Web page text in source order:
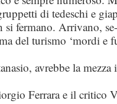
di tedeschi e
si fermano. Arrivano,
del turismo ‘mordi e
avrebbe la mezza
Ferrara e il critico